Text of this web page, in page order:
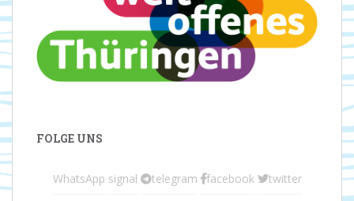
FOLGE UNS
WhatsApp signal telegram facebook twitter